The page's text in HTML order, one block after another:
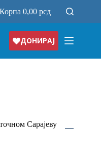
Корпа0,00рсд
ДОНИРАЈ
Сарајеву